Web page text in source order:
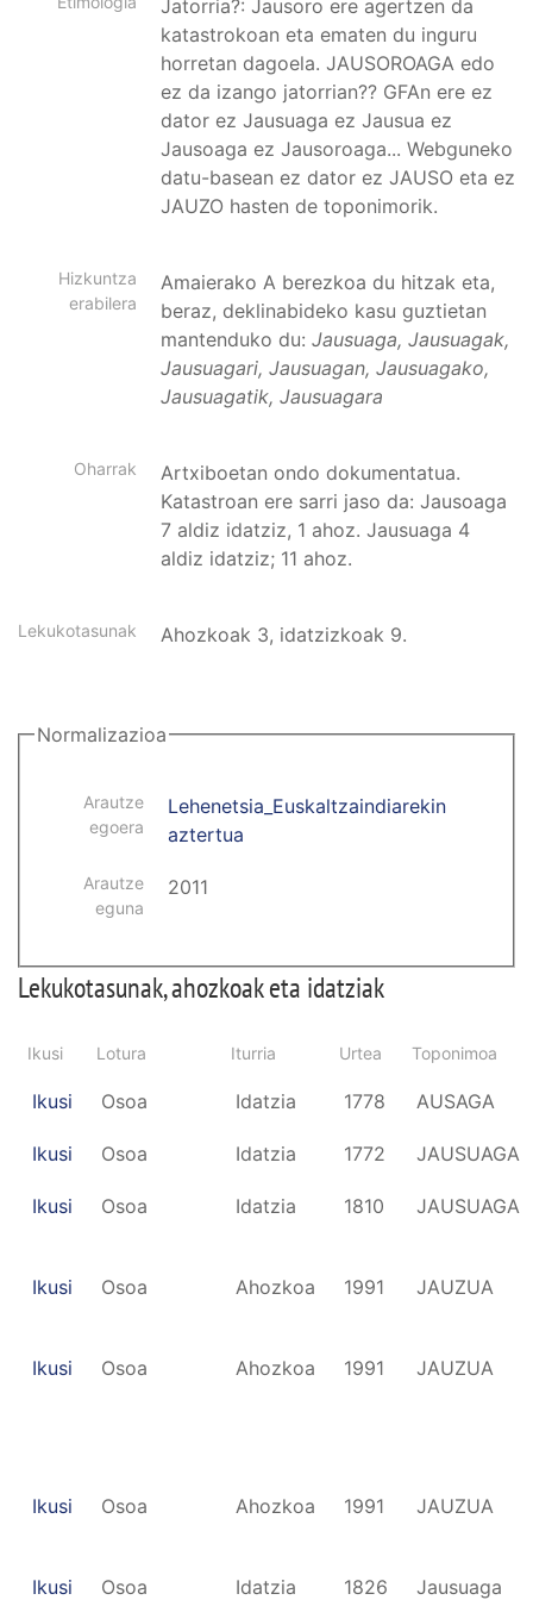
Jatorria?: Jausoro ere agertzen da
katastrokoan eta ematen du inguru
horretan dagoela. JAUSOROAGA edo
ez da izango jatorrian?? GFAn ere ez
dator ez Jausuaga ez Jausua ez
Jausoaga ez Jausoroaga... Webguneko
datu-basean ez dator ez JAUSO eta ez
JAUZO hasten de toponimorik.
Hizkuntza
erabilera
Amaierako A berezkoa du hitzak eta,
beraz, deklinabideko kasu guztietan
mantenduko du: Jausuaga, Jausuagak,
Jausuagari, Jausuagan, Jausuagako,
Jausuagatik, Jausuagara
Oharrak
Artxiboetan ondo dokumentatua.
Katastroan ere sarri jaso da: Jausoaga
7 aldiz idatziz, 1 ahoz. Jausuaga 4
aldiz idatziz; 11 ahoz.
Lekukotasunak Ahozkoak 3, idatzizkoak 9.
Normalizazioa
Arautze
egoera
Lehenetsia_Euskaltzaindiarekin
aztertua
Arautze
eguna
2011
Lekukotasunak, ahozkoak eta idatziak
Ikusi Lotura Iturria Urtea Toponimoa
Ikusi Osoa Idatzia 1778 AUSAGA
Ikusi Osoa Idatzia 1772 JAUSUAGA
Ikusi Osoa Idatzia 1810 JAUSUAGA
Ikusi Osoa Ahozkoa 1991 JAUZUA
Ikusi Osoa Ahozkoa 1991 JAUZUA
Ikusi Osoa Ahozkoa 1991 JAUZUA
Ikusi Osoa Idatzia 1826 Jausuaga